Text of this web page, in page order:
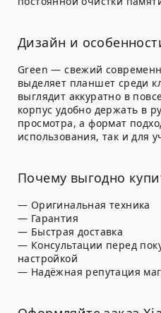
Дизайн и
Green — свежий
выделяет планшет среди
выглядит аккуратно в
корпус удобно держать в
просмотра, а формат
использования, так и для
Почему выгодно
— Оригинальная техника
— Гарантия
— Быстрая доставка
— Консультации перед
настройкой
— Надёжная репутация